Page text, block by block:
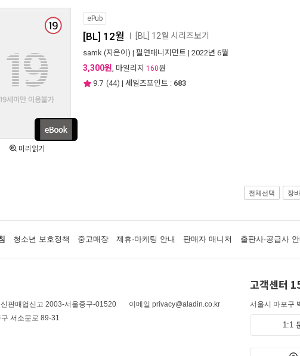
미리읽기
ePub
[BL] 12월 [BL] 12월 시리즈보기
samk (지은이) | 필연매니지먼트 | 2022년 6월
3,300원, 마일리지 160원
9.7 (44) | 세일즈포인트 : 683
전체선택 장
청소년 보호정책 중고매장 제휴·마케팅 안내 판매자 매니저 출판사·공급사 안
판매업신고 2003-서울중구-01520
이메일 privacy@aladin.co.kr
서소문로 89-31
고객센터
서울시 마포구
1:1